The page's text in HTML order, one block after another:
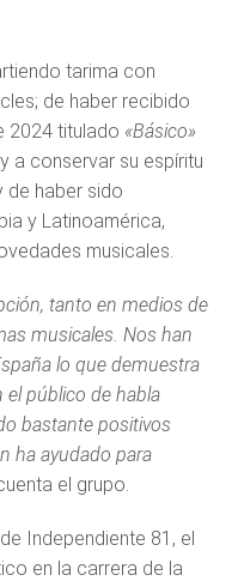
tarima con
de haber recibido
2024 titulado «Básico»
a conservar su espíritu
de haber sido
y Latinoamérica,
musicales.
tanto en medios de
musicales. Nos han
lo que demuestra
el público de habla
bastante positivos
ha ayudado para
el grupo.
Independiente 81, el
en la carrera de la